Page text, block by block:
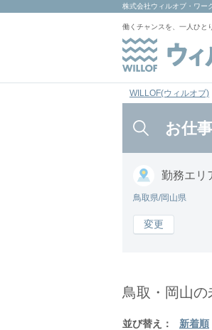
株式会社ウィルオブ・ワー
働くチャンスを、一人ひと
WILLOF(ウィルオブ)
お仕
勤務エリ
鳥取県/岡山県
変更
鳥取・岡山
並び替え： 新着順